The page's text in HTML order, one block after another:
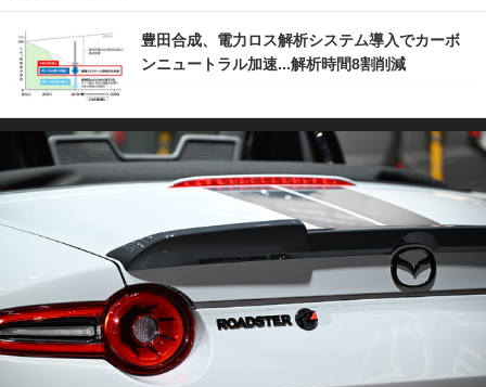
豊田合成、電力ロス解析システム導入でカーボ
ンニュートラル加速...解析時間8割削減